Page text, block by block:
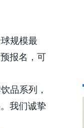
规模最
报名，可
品系列，
我们诚挚